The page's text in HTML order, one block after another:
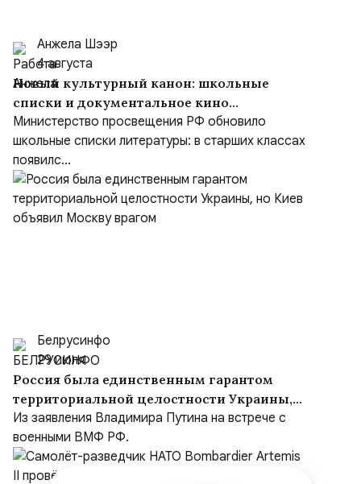
Анжела Шээр
4 августа
Новый культурный канон: школьные
списки и документальное кино
формируют образ героя
Министерство просвещения РФ обновило
школьные списки литературы: в старших классах
появилс...
Белрусинфо
29 июля
Россия была единственным гарантом
территориальной целостности Украины,
но Киев объявил Москву врагом
Из заявления Владимира Путина на встрече с
военными ВМФ РФ.